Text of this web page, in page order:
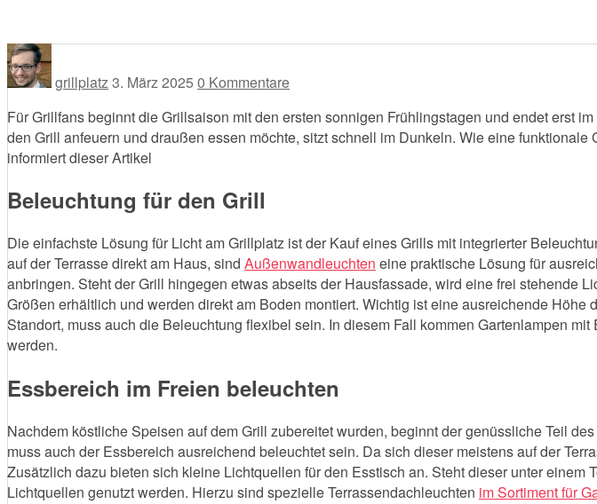
grillplatz 3. März 2025 0 Kommentare
Für Grillfans beginnt die Grillsaison mit den ersten sonnigen Frühlingstagen und endet erst
den Grill anfeuern und draußen essen möchte, sitzt schnell im Dunkeln. Wie eine
informiert dieser Artikel
Beleuchtung für den Grill
Die einfachste Lösung für Licht am Grillplatz ist der Kauf eines Grills mit integrierter
auf der Terrasse direkt am Haus, sind Außenwandleuchten eine praktische Lösung für
anbringen. Steht der Grill hingegen etwas abseits der Hausfassade, wird eine frei
Größen erhältlich und werden direkt am Boden montiert. Wichtig ist eine ausreichende
Standort, muss auch die Beleuchtung flexibel sein. In diesem Fall kommen Gartenlampen
werden.
Essbereich im Freien beleuchten
Nachdem köstliche Speisen auf dem Grill zubereitet wurden, beginnt der genüssliche Teil
muss auch der Essbereich ausreichend beleuchtet sein. Da sich dieser meistens auf der
Zusätzlich dazu bieten sich kleine Lichtquellen für den Esstisch an. Steht dieser unter
Lichtquellen genutzt werden. Hierzu sind spezielle Terrassendachleuchten im Sortiment für